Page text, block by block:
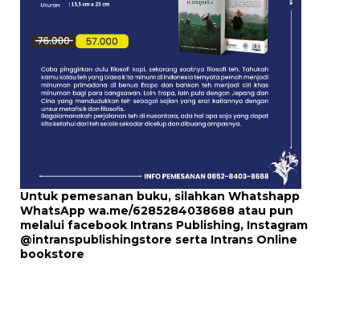
Untuk pemesanan buku, silahkan Whatshapp
WhatsApp wa.me/6285284038688 atau pun
melalui facebook Intrans Publishing, Instagram
@intranspublishingstore serta Intrans Online
bookstore